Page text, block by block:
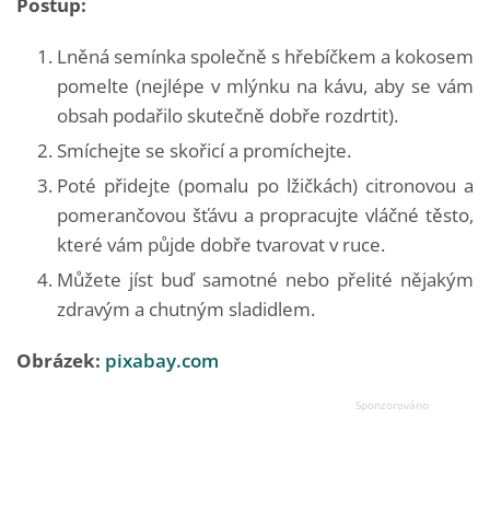
Lněná semínka společně s hřebíčkem a kokosem
pomelte (nejlépe v mlýnku na kávu, aby se vám
obsah podařilo skutečně dobře rozdrtit).
Smíchejte se skořicí a promíchejte.
Poté přidejte (pomalu po lžičkách) citronovou a
pomerančovou šťávu a propracujte vláčné těsto,
které vám půjde dobře tvarovat v ruce.
Můžete jíst buď samotné nebo přelité nějakým
zdravým a chutným sladidlem.
Obrázek: pixabay.com